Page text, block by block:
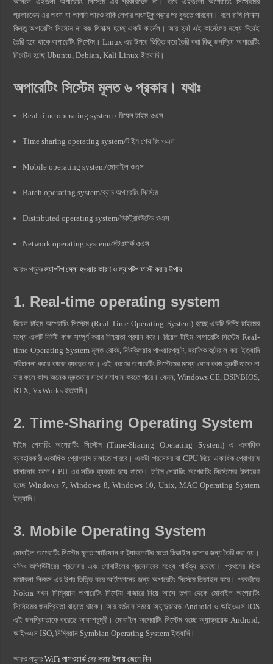
প্রকারভেদ এর অংশ যা আপনি আরও বাকি লেখার অংশটুকু পড়ার পর বুঝতে পারবেন। বলে রাখি লিনাক্স
কিন্তু অপারেটিং সিস্টেম না বরং লিনাক্স হচ্ছে একটি কার্নেল। আর হ্যাঁ এই কার্নেলের মধ্যে দিয়েই
তৈরি হয়ে থাকে অপারেটিং সিস্টেম। Linux এর উপরে ভিত্তি করে তৈরি করা কিছু জনপ্রিয় অপারেটিং
সিস্টেম হচ্ছে Ubuntu, Debian, Kali Linux ইত্যাদি।
অপারেটিং সিস্টেম মূলত ৬ প্রকার। যথাঃ
Real-time operating system / রিয়েল টাইম ওএস
Time sharing operating system/টাইম শেয়ারিং ওএস
Mobile operating system/মোবাইল ওএস
Batch operating system/ব্যাচ অপারেটিং সিস্টেম
Distributed operating system/ডিস্ট্রিবিউটেড ওএস
Network operating system/নেটওয়ার্ক ওএস
আরও পড়ুনঃল্যাপটপ স্লো হওয়ার কারণ ও ল্যাপটপ ফাস্ট করার উপায়
1. Real-time operating system
রিয়েল টাইম অপেরাটিং সিস্টেম (Real-Time Operating System) হচ্ছে একটি নির্দিষ্ট টাইমের
মধ্যে একটি নির্দিষ্ট কাজ সম্পূর্ণ করার নিশ্চয়তা প্রদান করে। রিয়েল টাইম অপারেটিং সিস্টেম Real-
time Operating System মূলত রোবট, নিউক্লিয়ার পাওয়ারপ্লান্ট, ট্রাফিক কন্ট্রোল করা ইত্যাদি
পরিচালনা করার কাজে ব্যবহৃত হয়। এই ধরণের অপারেটিং সিস্টেমের মধ্যে কোন রকম ত্রুটি থাকে না
যার ফলে কাজ অনেক দ্রুততার সাথে সমাধান করতে পারে। যেমন, Windows CE, DSP/BIOS,
RTX, VxWorks ইত্যাদি।
2. Time-Sharing Operating System
টাইম শেয়ারিং অপেরাটিং সিস্টেম (Time-Sharing Operating System) এ একাধিক
ব্যবহারকারী একাধিক প্রোগ্রাম চালাতে পারবে। একটা প্রসেসর বা CPU দিয়ে একাধিক প্রোগ্রাম
চালানোর ফলে CPU এর সঠিক ব্যবহার হয়ে থাকে। টাইম শেয়ারিং অপেরাটিং সিস্টেমের উদাহরণ
হচ্ছে Windows 7, Windows 8, Windows 10, Unix, MAC Operating System
ইত্যাদি।
3. Mobile Operating System
মোবাইল অপেরাটিং সিস্টেম মূলত স্মার্টফোন বা ট্যাবলেটের মতো ডিভাইস গুলোর জন্য তৈরি করা হয়।
যদিও কম্পিউটারের প্রসেসর এবং মোবাইলের প্রসেসরের মধ্যে পার্থক্য রয়েছে। প্রথমের দিকে
মটোরলা লিনাক্স এর উপর ভিত্তি করে স্মার্টফোনের জন্য অপারেটিং সিস্টেম ডিজাইন করে। পরবর্তীতে
Nokia যখন সিম্বিয়ান অপারেটিং সিস্টেম বাজারে নিয়ে আসে তখন থেকে মোবাইল অপেরাটিং
সিস্টেমের জনপ্রিয়তা বাড়তে থাকে। আর বর্তমান সময়ে অ্যান্ড্রয়েড Android ও আইওএস IOS
এই জনপ্রিয়তাকে করেছে আকাশচুম্বী। মোবাইল অপেরাটিং সিস্টেম হচ্ছে অ্যান্ড্রয়েড Android,
আইওএস ISO, সিম্বিয়ান Symbian Operating System ইত্যাদি।
আরও পড়ুনঃWiFi পাসওয়ার্ড বের করার উপায় জেনে নিন